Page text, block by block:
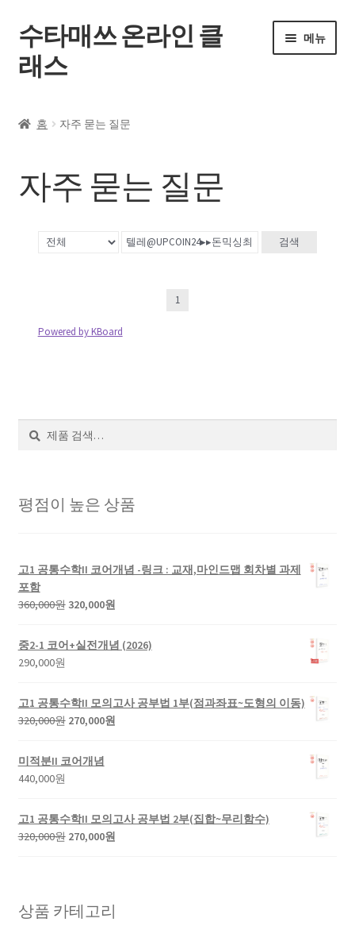
수타매쓰 온라인 클
래스
메뉴
내 강의실
홈 자주 묻는 질문
자주 묻는 질문
검색
1
Powered by KBoard
평점이 높은 상품
고1 공통수학II 코어개념 -링크 : 교재,마인드맵 회차별 과제
포함
360,000원 320,000원
중2-1 코어+실전개념 (2026)
290,000원
고1 공통수학II 모의고사 공부법 1부(점과좌표~도형의 이동)
320,000원 270,000원
미적분II 코어개념
440,000원
고1 공통수학II 모의고사 공부법 2부(집합~무리함수)
320,000원 270,000원
상품 카테고리